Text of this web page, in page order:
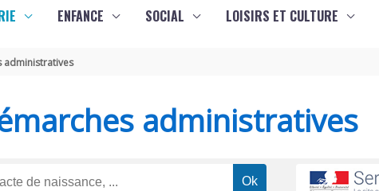
ENFANCE SOCIAL LOISIRS ET CULTURE
administratives
administratives